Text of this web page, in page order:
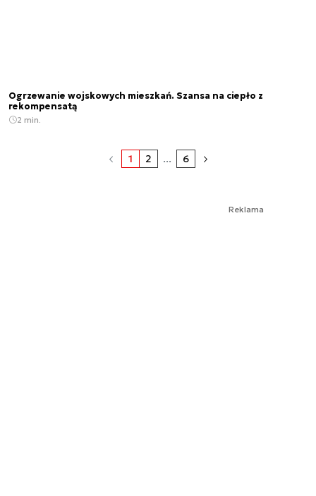
Ogrzewanie wojskowych mieszkań. Szansa na ciepło z
rekompensatą
2 min.
1 2 ... 6
Reklama